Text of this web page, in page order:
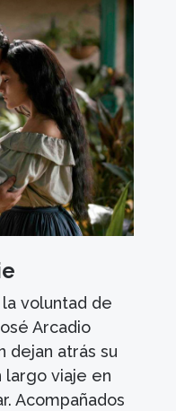
voluntad de
Arcadio
dejan atrás su
largo viaje en
Acompañados